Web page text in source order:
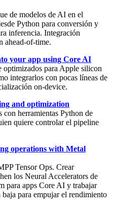
de modelos de AI en el
Python para conversión y
inferencia. Integración
ahead-of-time.
your app using Core AI
optimizados para Apple silicon
integrarlos con pocas líneas de
on-device.
and optimization
herramientas Python de
quiere controlar el pipeline
operations with Metal
Tensor Ops. Crear
los Neural Accelerators de
para apps Core AI y trabajar
para empujar el rendimiento